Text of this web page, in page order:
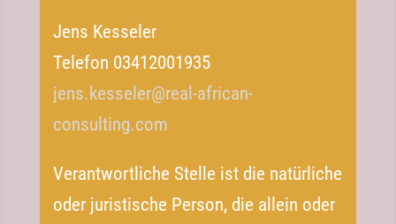
Jens Kesseler
Telefon 03412001935
jens.kesseler@real-african-
consulting.com
Verantwortliche Stelle ist die natürliche
oder juristische Person, die allein oder